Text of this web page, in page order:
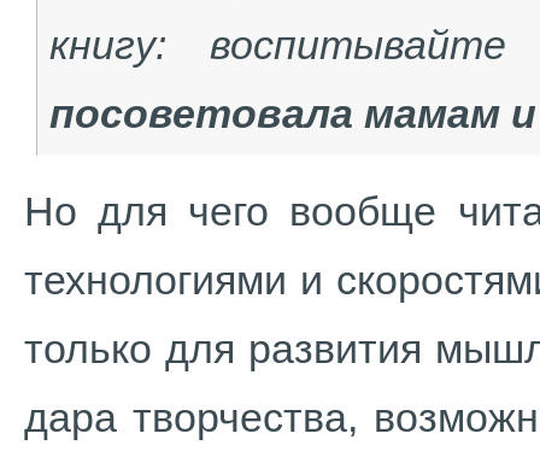
книгу:
посоветовала мамам
Но для чего вообще
технологиями и
только для развития
дара творчества,